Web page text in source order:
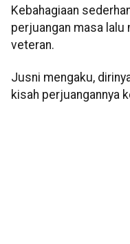
Kebahagiaan
perjuangan masa lalu
veteran.
Jusni mengaku,
kisah perjuangannya